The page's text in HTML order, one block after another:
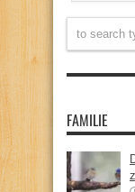
FAMILIE